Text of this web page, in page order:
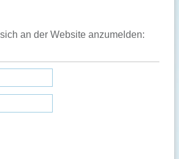
an der Website anzumelden: